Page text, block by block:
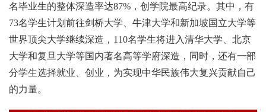
名毕业生的整体深造率达87%，创学院最高纪录。其中，有
73名学生计划前往剑桥大学、牛津大学和新加坡国立大学等
世界顶尖大学继续深造，110名学生将进入清华大学、北京
大学和复旦大学等国内著名高等学府深造，同时，还有一部
分学生选择就业、创业，为实现中华民族伟大复兴贡献自己
的力量。